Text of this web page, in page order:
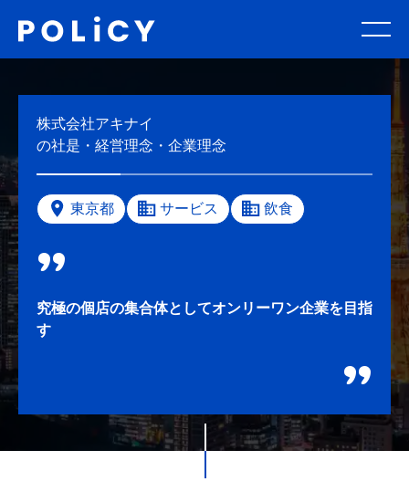
株式会社アキナイ
の社是・経営理念・企業理念
東京都 サービス 飲食
究極の個店の集合体としてオンリーワン企業を目指
す